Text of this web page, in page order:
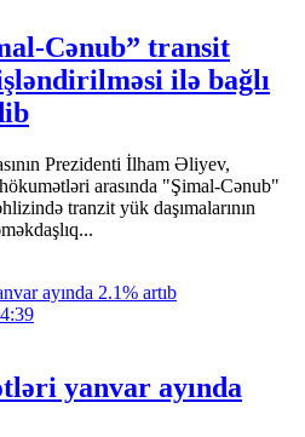
Cənub” transit
ilə bağlı
Prezidenti İlham Əliyev,
arasında "Şimal-Cənub"
tranzit yük daşımalarının
yanvar ayında